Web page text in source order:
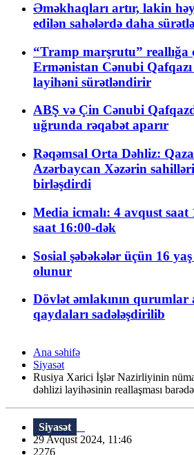
Əməkhaqları artır, lakin
edilən sahələrdə daha
“Tramp marşrutu” reallığa
Ermənistan Cənubi Qafqazı
layihəni sürətləndirir
ABŞ və Çin Cənubi
uğrunda rəqabət aparır
Rəqəmsal Orta Dəhliz:
Azərbaycan Xəzərin
birləşdirdi
Media icmalı: 4 avqust
saat 16:00-dək
Sosial şəbəkələr üçün 16
olunur
Dövlət əmlakının qurumlar
qaydaları sadələşdirilib
Ana səhifə
Siyasət
Rusiya Xarici İşlər Nazirliyinin
dəhlizi layihəsinin reallaşması barədə
Siyasət
29 Avqust 2024, 11:46
2276